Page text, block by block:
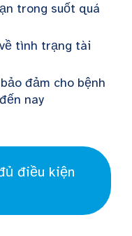
trong suốt quá
tình trạng tài
đảm cho bệnh
nay
điều kiện